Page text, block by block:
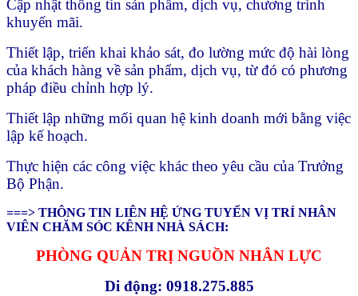
Cập nhật thông tin sản phẩm, dịch vụ, chương trình
khuyến mãi.
Thiết lập, triển khai khảo sát, đo lường mức độ hài lòng
của khách hàng về sản phẩm, dịch vụ, từ đó có phương
pháp điều chỉnh hợp lý.
Thiết lập những mối quan hệ kinh doanh mới bằng việc
lập kế hoạch.
Thực hiện các công việc khác theo yêu cầu của Trưởng
Bộ Phận.
===> THÔNG TIN LIÊN HỆ ỨNG TUYỂN VỊ TRÍ NHÂN
VIÊN CHĂM SÓC KÊNH NHÀ SÁCH:
PHÒNG QUẢN TRỊ NGUỒN NHÂN LỰC
Di động: 0918.275.885